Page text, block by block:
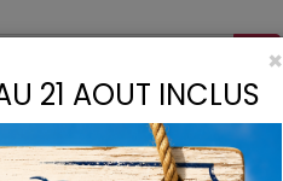
COLLES DROGUERIE
×
21 AOUT INCLUS